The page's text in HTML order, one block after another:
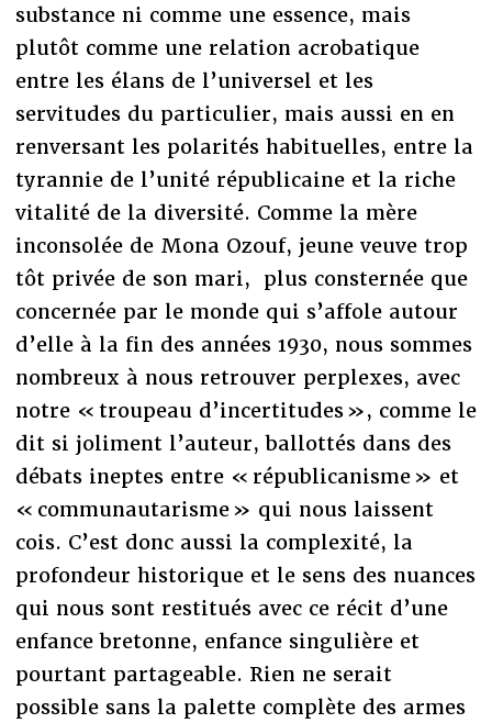
substance ni comme une essence, mais
plutôt comme une relation acrobatique
entre les élans de l’universel et les
servitudes du particulier, mais aussi en en
renversant les polarités habituelles, entre la
tyrannie de l’unité républicaine et la riche
vitalité de la diversité. Comme la mère
inconsolée de Mona Ozouf, jeune veuve trop
tôt privée de son mari, plus consternée que
concernée par le monde qui s’affole autour
d’elle à la fin des années 1930, nous sommes
nombreux à nous retrouver perplexes, avec
notre « troupeau d’incertitudes », comme le
dit si joliment l’auteur, ballottés dans des
débats ineptes entre « républicanisme » et
« communautarisme » qui nous laissent
cois. C’est donc aussi la complexité, la
profondeur historique et le sens des nuances
qui nous sont restitués avec ce récit d’une
enfance bretonne, enfance singulière et
pourtant partageable. Rien ne serait
possible sans la palette complète des armes